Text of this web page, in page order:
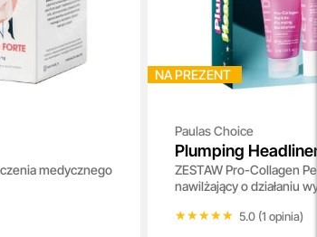
medycznego
NA PREZENT
Paulas Choice
Plumping
ZESTAW Pro-Collagen
nawilżający o działaniu
★★★★★
★★★★★ 5.0 (1 opinia)